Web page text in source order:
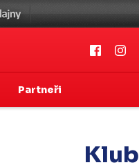
Partneři
Klub